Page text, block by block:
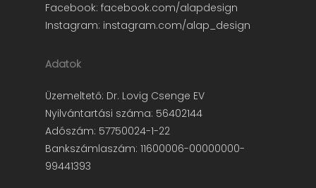
Facebook: facebook.com/alapdesign
Instagram: instagram.com/alap_design
Adatok
Üzemeltető: Dr. Lovig Csenge EV
Nyilvántartási száma: 56402144
Adószám: 57750024-1-22
Bankszámlaszám: 11600006-00000000-
99441393